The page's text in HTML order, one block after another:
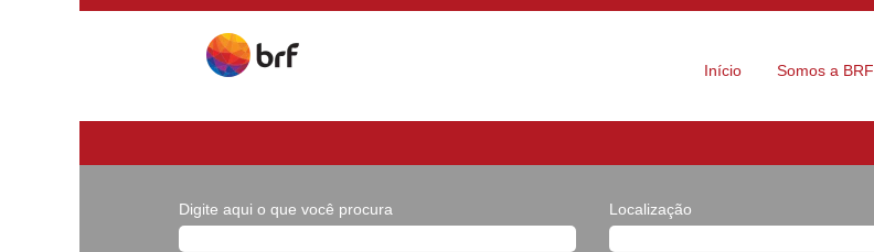
Início Somos a BRF
Digite aqui o que você procura Localização